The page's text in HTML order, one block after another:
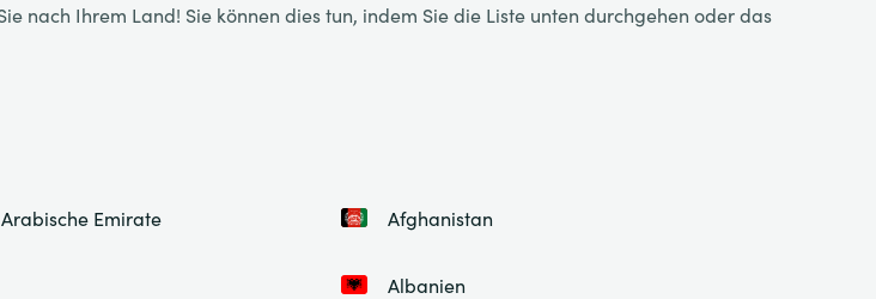
nach Ihrem Land! Sie können dies tun, indem Sie die Liste unten durchgehen oder das
Emirate Afghanistan
Albanien